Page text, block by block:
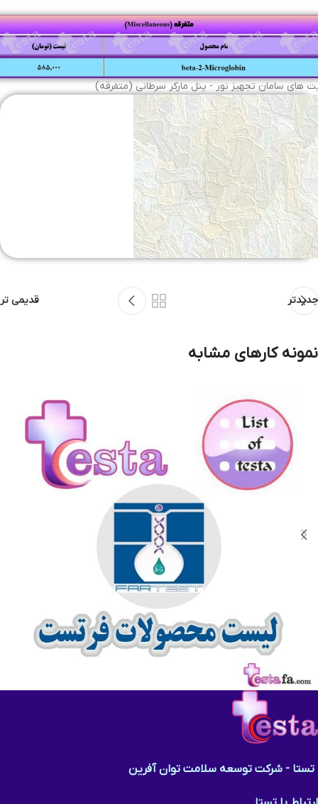
های سامان تجهیز نور - پنل مارکر سرطانی (متفرقه)
یکبار از تستا خرید کنید، همیشه همراه شما خواهیم بود
تستا؛ عرضه مستقیم لوازم و تجهیزات
جدیدتر قدیمی تر
نمونه کارهای مشابه
محصولات فرتست | لوله خون گیری فرتست | Fartest
تستا - شرکت توسعه سلامت توان آفرین